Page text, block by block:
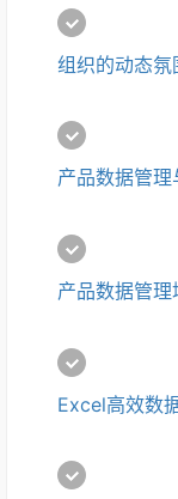
组织的动态氛
产品数据管理
产品数据管理
Excel高效数